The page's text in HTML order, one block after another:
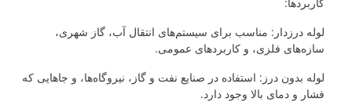
لوله درزدار: مناسب برای سیستم‌های انتقال آب، گاز شهری،
سازه‌های فلزی، و کاربردهای عمومی.
لوله بدون درز: استفاده در صنایع نفت و گاز، نیروگاه‌ها، و جاهایی که
فشار و دمای بالا وجود دارد.